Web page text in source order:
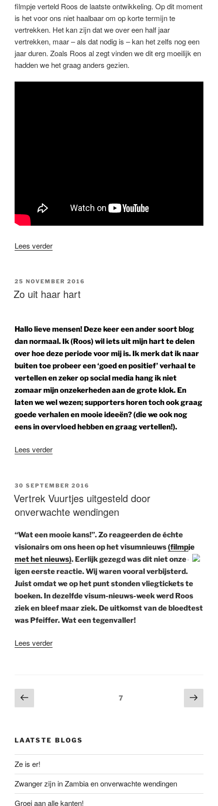
filmpje verteld Roos de laatste ontwikkeling. Op dit moment
is het voor ons niet haalbaar om op korte termijn te
vertrekken. Het kan zijn dat we over een half jaar
vertrekken, maar – als dat nodig is – kan het zelfs nog een
jaar duren. Zoals Roos al zegt vinden we dit erg moeilijk en
hadden we het graag anders gezien.
Lees verder“Uitstel,
afstel”
GEPLAATST
OP
25 NOVEMBER 2016
Zo uit haar hart
Hallo lieve mensen! Deze keer een ander soort blog
dan normaal. Ik (Roos) wil iets uit mijn hart te delen
over hoe deze periode voor mij is. Ik merk dat ik naar
buiten toe probeer een ‘goed en positief’ verhaal te
vertellen en zeker op social media hang ik niet
zomaar mijn onzekerheden aan de grote klok. En
laten we wel wezen; supporters horen toch ook graag
goede verhalen en mooie ideeën? (die we ook nog
eens in overvloed hebben en graag vertellen!).
Lees verder“Zo
hart”
GEPLAATST
OP
30 SEPTEMBER 2016
Vertrek Vuurtjes uitgesteld door
onverwachte wendingen
“Wat een mooie kans!”. Zo reageerden de échte
visionairs om ons heen op het visumnieuws(filmpje
met het nieuws). Eerlijk gezegd was dit niet onze e
igen eerste reactie. Wij waren vooral verbijsterd.
Juist omdat we op het punt stonden vliegtickets te
boeken. In dezelfde visum-nieuws-week werd Roos
ziek en bleef maar ziek. De uitkomst van de bloedtest
was Pfeiffer. Wat een tegenvaller!
Lees verder“Vertrek
Berichtnavigatie
Vorige
pagina
Pagina7
LAATSTE BLOGS
Ze is er!
Zwanger zijn in Zambia en onverwachte wendingen
Groei aan alle kanten!